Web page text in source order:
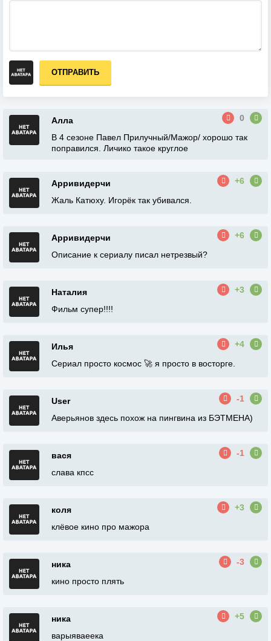
ОТПРАВИТЬ
Алла
0
В 4 сезоне Павел Прилучный/Мажор/ хорошо так
поправился. Личико такое круглое
Арривидерчи
+6
Жаль Катюху. Игорёк так убивался.
Арривидерчи
+6
Описание к сериалу писал нетрезвый?
Наталия
+3
Фильм супер!!!!
Илья
+4
Сериал просто космос 🚀 я просто в восторге.
User
-1
Аверьянов здесь похож на пингвина из БЭТМЕНА)
вася
-1
слава кпсс
коля
+3
клёвое кино про мажора
ника
-3
кино просто плять
ника
+5
варыяваеека